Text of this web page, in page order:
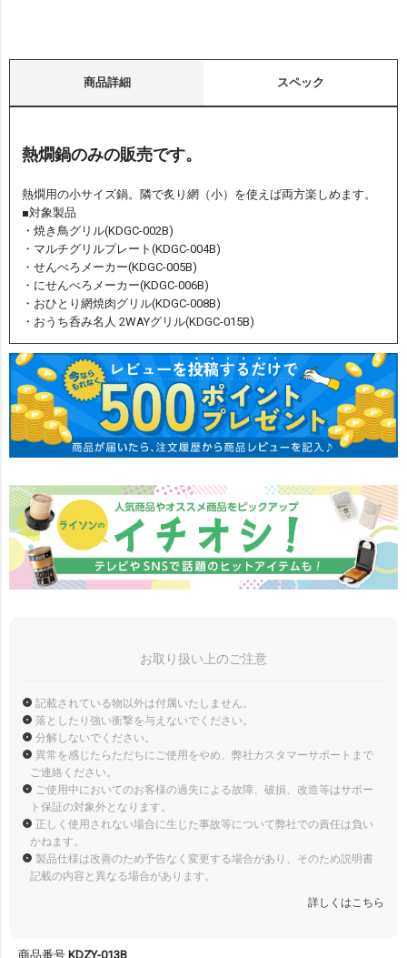
商品詳細 スペック
熱燗鍋のみの販売です。
熱燗用の小サイズ鍋。隣で炙り網（小）を使えば両方楽しめます。
■対象製品
・焼き鳥グリル(KDGC-002B)
・マルチグリルプレート(KDGC-004B)
・せんべろメーカー(KDGC-005B)
・にせんべろメーカー(KDGC-006B)
・おひとり網焼肉グリル(KDGC-008B)
・おうち呑み名人 2WAYグリル(KDGC-015B)
お取り扱い上のご注意
記載されている物以外は付属いたしません。
落としたり強い衝撃を与えないでください。
分解しないでください。
異常を感じたらただちにご使用をやめ、弊社カスタマーサポートまで
ご連絡ください。
ご使用中においてのお客様の過失による故障、破損、改造等はサポー
ト保証の対象外となります。
正しく使用されない場合に生じた事故等について弊社での責任は負い
かねます。
製品仕様は改善のため予告なく変更する場合があり、そのため説明書
記載の内容と異なる場合があります。
詳しくはこちら
商品番号 KDZY-013B